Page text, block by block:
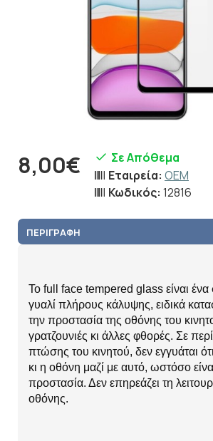
8,00€
Σε Απόθεμα
Εταιρεία: OEM
Κωδικός: 12816
ΠΕΡΙΓΡΑΦΉ
Το full face tempered glass είναι
γυαλί πλήρους κάλυψης, ειδικά
την προστασία της οθόνης του
γρατζουνιές κι άλλες φθορές. Σε
πτώσης του κινητού, δεν εγγυάται
κι η οθόνη μαζί με αυτό, ωστόσο
προστασία. Δεν επηρεάζει τη
οθόνης.